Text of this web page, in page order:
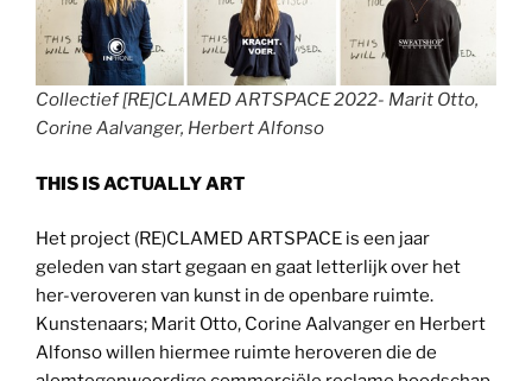
Collectief [RE]CLAMED ARTSPACE 2022- Marit Otto,
Corine Aalvanger, Herbert Alfonso
THIS IS ACTUALLY ART
Het project (RE)CLAMED ARTSPACE is een jaar
geleden van start gegaan en gaat letterlijk over het
her-veroveren van kunst in de openbare ruimte.
Kunstenaars; Marit Otto, Corine Aalvanger en Herbert
Alfonso willen hiermee ruimte heroveren die de